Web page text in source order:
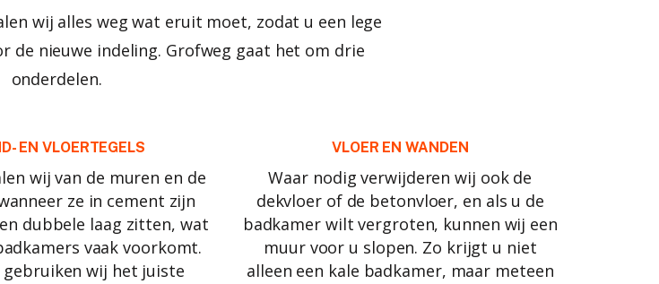
wij alles weg wat eruit moet, zodat u een lege
de nieuwe indeling. Grofweg gaat het om drie
onderdelen.
EN VLOERTEGELS
wij van de muren en de
ze in cement zijn
dubbele laag zitten, wat
vaak voorkomt.
gebruiken wij het juiste
VLOER EN WANDEN
Waar nodig verwijderen wij ook de
dekvloer of de betonvloer, en als u de
badkamer wilt vergroten, kunnen wij een
muur voor u slopen. Zo krijgt u niet
alleen een kale badkamer, maar meteen